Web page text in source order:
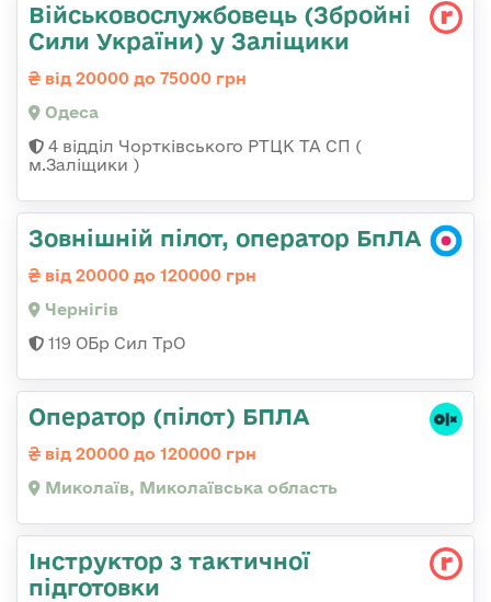
Військовослужбовець (Збройні
Сили України) у Заліщики
від 20000 до 75000 грн
Одеса
4 відділ Чортківського РТЦК ТА СП (
м.Заліщики )
Зовнішній пілот, оператор БпЛА
від 20000 до 120000 грн
Чернігів
119 ОБр Сил ТрО
Оператор (пілот) БПЛА
від 20000 до 120000 грн
Миколаїв, Миколаївська область
Інструктор з тактичної
підготовки